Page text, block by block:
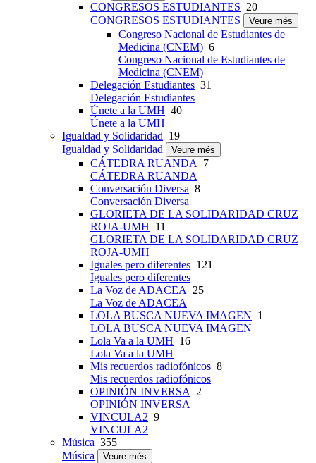
CONGRESOS ESTUDIANTES 20
CONGRESOS ESTUDIANTES
Veure més
Congreso Nacional de Estudiantes de
Medicina (CNEM) 6
Congreso Nacional de Estudiantes de
Medicina (CNEM)
Delegación Estudiantes 31
Delegación Estudiantes
Únete a la UMH 40
Únete a la UMH
Igualdad y Solidaridad 19
Igualdad y Solidaridad
Veure més
CÁTEDRA RUANDA
7
CÁTEDRA RUANDA
Conversación Diversa 8
Conversación Diversa
GLORIETA DE LA SOLIDARIDAD CRUZ
ROJA-UMH 11
GLORIETA DE LA SOLIDARIDAD CRUZ
ROJA-UMH
Iguales pero diferentes 121
Iguales pero diferentes
La Voz de ADACEA
25
La Voz de ADACEA
LOLA BUSCA NUEVA IMAGEN 1
LOLA BUSCA NUEVA IMAGEN
Lola Va a la UMH 16
Lola Va a la UMH
Mis recuerdos radiofónicos 8
Mis recuerdos radiofónicos
OPINIÓN INVERSA
2
OPINIÓN INVERSA
VINCULA2 9
VINCULA2
Música 355
Música
Veure més